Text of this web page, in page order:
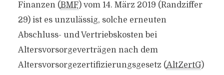
Finanzen (BMF) vom 14. März 2019 (Randziffer
29) ist es unzulässig, solche erneuten
Abschluss- und Vertriebskosten bei
Altersvorsorgeverträgen nach dem
Altersvorsorgezertifizierungsgesetz (AltZertG)